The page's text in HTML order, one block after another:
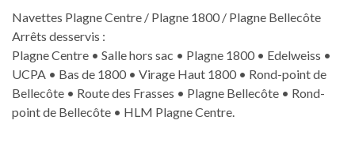
Navettes Plagne Centre / Plagne 1800 / Plagne Bellecôte
Arrêts desservis :
Plagne Centre • Salle hors sac • Plagne 1800 • Edelweiss •
UCPA • Bas de 1800 • Virage Haut 1800 • Rond-point de
Bellecôte • Route des Frasses • Plagne Bellecôte • Rond-
point de Bellecôte • HLM Plagne Centre.